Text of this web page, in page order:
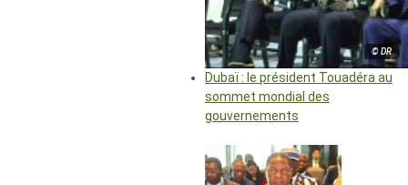
© DR
Dubaï : le président Touadéra au
sommet mondial des
gouvernements